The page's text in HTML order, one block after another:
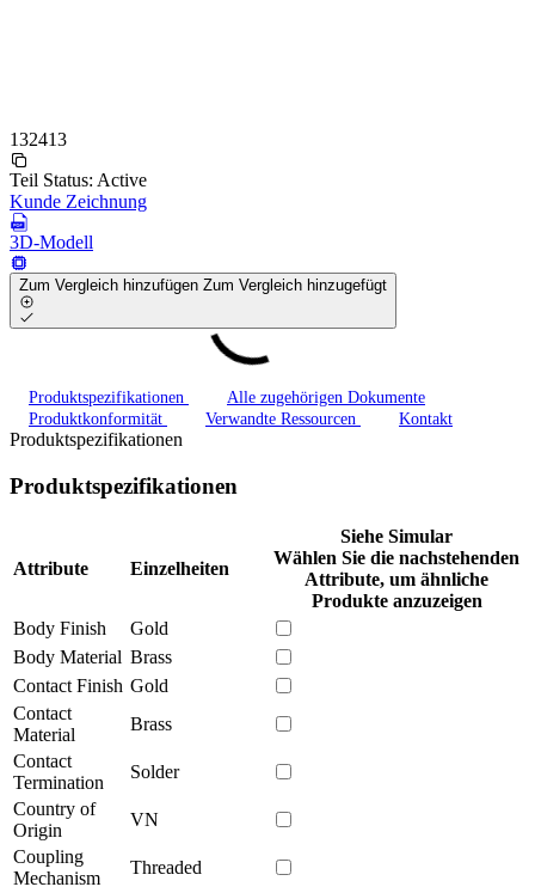
132413
Teil Status: Active
Kunde Zeichnung
3D-Modell
Zum Vergleich hinzufügen Zum Vergleich hinzugefügt
Produktspezifikationen
Alle zugehörigen Dokumente
Produktkonformität
Verwandte Ressourcen Kontakt
Produktspezifikationen
Produktspezifikationen
Attribute Einzelheiten
Siehe Simular
Wählen Sie die nachstehenden
Attribute, um ähnliche
Produkte anzuzeigen
Body Finish
Gold
Body Material Brass
Contact Finish Gold
Contact
Material
Brass
Contact
Termination
Solder
Country of
Origin
VN
Coupling
Mechanism
Threaded